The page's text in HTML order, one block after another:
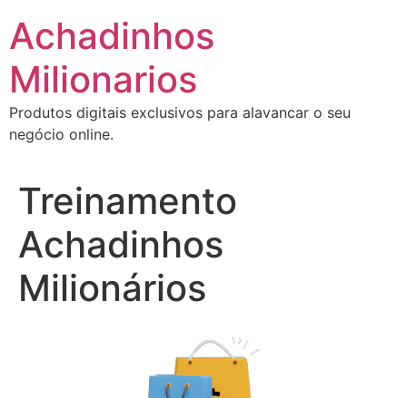
para
conteúdo
Achadinhos
Milionarios
Produtos digitais exclusivos para alavancar o seu
negócio online.
Treinamento
Achadinhos
Milionários